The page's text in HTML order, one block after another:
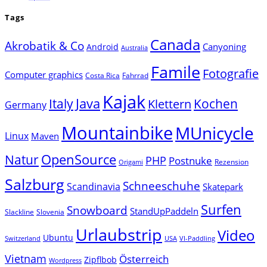
Tags
Akrobatik & Co Android Australia Canada Canyoning
Computer graphics Costa Rica Fahrrad Famile Fotografie
Germany Italy Java Kajak Klettern Kochen
Linux Maven MountainbikeMUnicycle
NaturOpenSource Origami PHP Postnuke Rezension
SalzburgScandinavia Schneeschuhe Skatepark
Slackline Slovenia Snowboard StandUpPaddeln Surfen
Switzerland Ubuntu Urlaubstrip USA VI-Paddling Video
Vietnam Wordpress Zipflbob Österreich